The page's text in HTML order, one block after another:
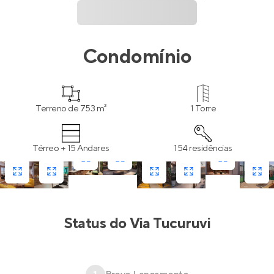
Condomínio
Terreno de 753 m² 1 Torre
Térreo + 15 Andares 154 residências
Status doVia Tucuruvi